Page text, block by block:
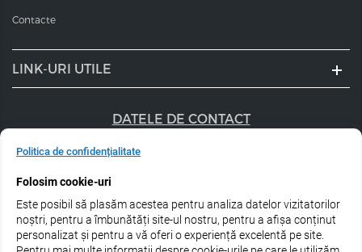
Contacte
LINK-URI UTILE
DATELE DE CONTACT
+40 747 056 359
Urmărește-ne pe rețele de socializare:
Politica de confidențialitate
Folosim cookie-uri
Este posibil să plasăm acestea pentru analiza datelor vizitatorilor
noștri, pentru a îmbunătăți site-ul nostru, pentru a afișa conținut
personalizat și pentru a vă oferi o experiență excelentă pe site.